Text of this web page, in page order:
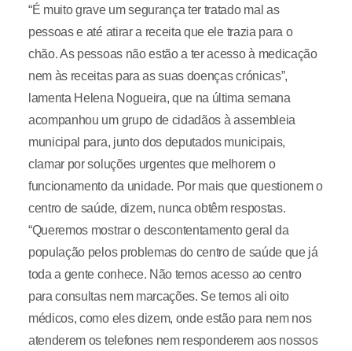
“É muito grave um segurança ter tratado mal as
pessoas e até atirar a receita que ele trazia para o
chão. As pessoas não estão a ter acesso à medicação
nem às receitas para as suas doenças crónicas”,
lamenta Helena Nogueira, que na última semana
acompanhou um grupo de cidadãos à assembleia
municipal para, junto dos deputados municipais,
clamar por soluções urgentes que melhorem o
funcionamento da unidade. Por mais que questionem o
centro de saúde, dizem, nunca obtêm respostas.
“Queremos mostrar o descontentamento geral da
população pelos problemas do centro de saúde que já
toda a gente conhece. Não temos acesso ao centro
para consultas nem marcações. Se temos ali oito
médicos, como eles dizem, onde estão para nem nos
atenderem os telefones nem responderem aos nossos